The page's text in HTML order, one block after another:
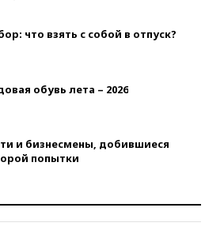
что взять с собой в отпуск?
обувь лета – 2026
и бизнесмены, добившиеся
попытки